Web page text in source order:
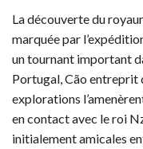
La découverte du
marquée par
un tournant important
Portugal, Cão entreprit
explorations
en contact avec le roi
initialement amicales